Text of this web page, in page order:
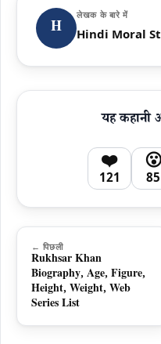
H
लेखक के बारे में
Hindi Moral
यह
❤️
121
😮
85
← पिछली
Rukhsar Khan
Biography, Age, Figure,
Height, Weight, Web
Series List